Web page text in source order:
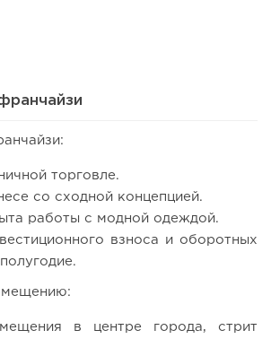
торговле.
со сходной концепцией.
работы с модной одеждой.
взноса и оборотных
в центре города, стрит